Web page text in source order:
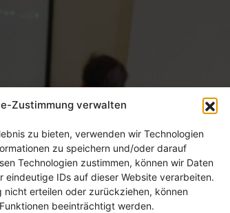
Zustimmung verwalten
zu bieten, verwenden wir Technologien
zu speichern und/oder darauf
Technologien zustimmen, können wir Daten
eindeutige IDs auf dieser Website verarbeiten.
nicht erteilen oder zurückziehen, können
beeinträchtigt werden.